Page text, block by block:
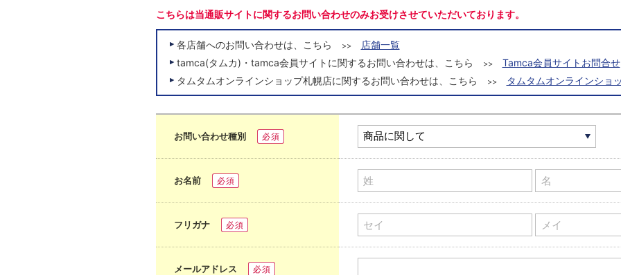
こちらは当通販サイトに関するお問い合わせのみお受けさせていただいております。
各店舗へのお問い合わせは、こちら >>
店舗一覧
tamca(タムカ)・tamca会員サイトに関するお問い合わせは、こちら
>>
Tamca会員サイトお問合せ
タムタムオンラインショップ札幌店に関するお問い合わせは、こちら
>> タムタムオンラインショ
お問い合わせ種別 必須
お名前 必須
フリガナ 必須
メールアドレス 必須